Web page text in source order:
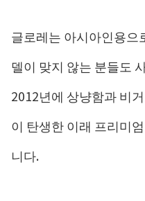
글로레는 아시아인용으
델이 맞지 않는 분들도
2012년에 상냥함과 비
이 탄생한 이래 프리미
니다.